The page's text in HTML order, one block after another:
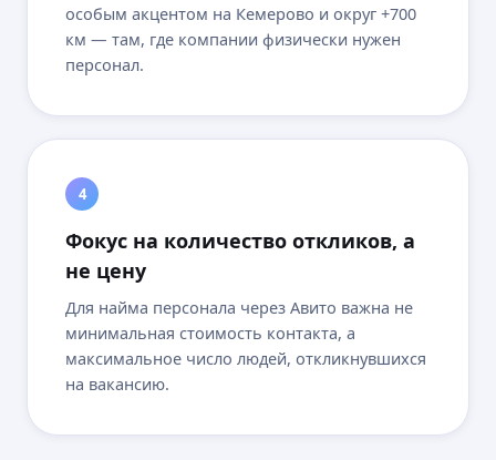
особым акцентом на Кемерово и округ +700
км — там, где компании физически нужен
персонал.
4
Фокус на количество откликов, а
не цену
Для найма персонала через Авито важна не
минимальная стоимость контакта, а
максимальное число людей, откликнувшихся
на вакансию.